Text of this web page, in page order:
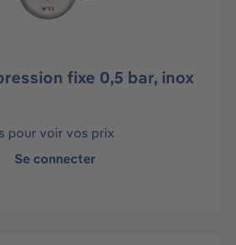
fixe 0,5 bar, inox
pour voir vos prix
Se connecter